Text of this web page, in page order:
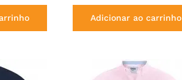
Adicionar ao carrinho